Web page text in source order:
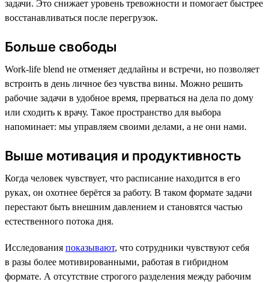
задачи. Это снижает уровень тревожности и помогает быстрее
восстанавливаться после перегрузок.
Больше свободы
Work-life blend не отменяет дедлайны и встречи, но позволяет
встроить в день личное без чувства вины. Можно решить
рабочие задачи в удобное время, прерваться на дела по дому
или сходить к врачу. Такое пространство для выбора
напоминает: мы управляем своими делами, а не они нами.
Выше мотивация и продуктивность
Когда человек чувствует, что расписание находится в его
руках, он охотнее берётся за работу. В таком формате задачи
перестают быть внешним давлением и становятся частью
естественного потока дня.
Исследования показывают, что сотрудники чувствуют себя
в разы более мотивированными, работая в гибридном
формате. А отсутствие строгого разделения между рабочим